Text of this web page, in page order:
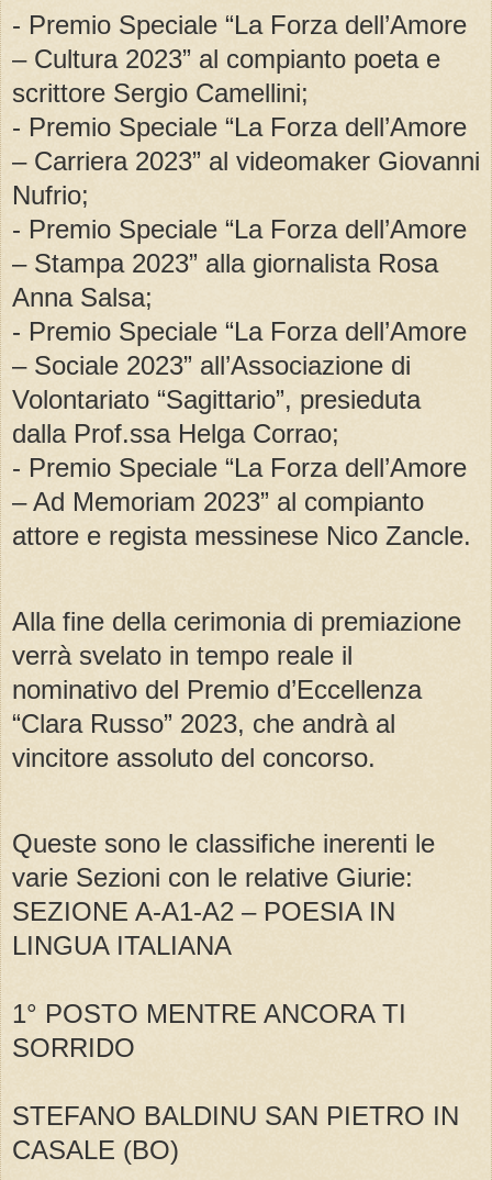
- Premio Speciale “La Forza dell’Amore
– Cultura 2023” al compianto poeta e
scrittore Sergio Camellini;
- Premio Speciale “La Forza dell’Amore
– Carriera 2023” al videomaker Giovanni
Nufrio;
- Premio Speciale “La Forza dell’Amore
– Stampa 2023” alla giornalista Rosa
Anna Salsa;
- Premio Speciale “La Forza dell’Amore
– Sociale 2023” all’Associazione di
Volontariato “Sagittario”, presieduta
dalla Prof.ssa Helga Corrao;
- Premio Speciale “La Forza dell’Amore
– Ad Memoriam 2023” al compianto
attore e regista messinese Nico Zancle.
Alla fine della cerimonia di premiazione
verrà svelato in tempo reale il
nominativo del Premio d’Eccellenza
“Clara Russo” 2023, che andrà al
vincitore assoluto del concorso.
Queste sono le classifiche inerenti le
varie Sezioni con le relative Giurie:
SEZIONE A-A1-A2 – POESIA IN
LINGUA ITALIANA
1° POSTO MENTRE ANCORA TI
SORRIDO
STEFANO BALDINU SAN PIETRO IN
CASALE (BO)